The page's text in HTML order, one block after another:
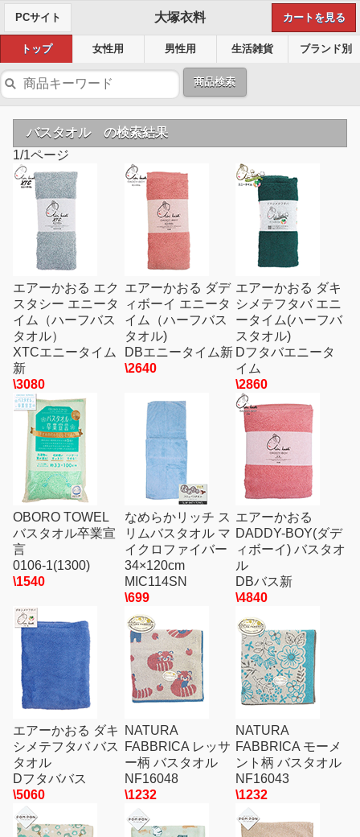
PCサイト 大塚衣料 カートを見る
トップ 女性用 男性用 生活雑貨 ブランド別
商品検索
バスタオル の検索結果
1/1ページ
エアーかおる エク
スタシー エニータ
イム（ハーフバス
タオル）
XTCエニータイム
新
\3080
エアーかおる ダデ
ィボーイ エニータ
イム（ハーフバス
タオル)
DBエニータイム新
\2640
エアーかおる ダキ
シメテフタバ エニ
ータイム(ハーフバ
スタオル)
Dフタバエニータ
イム
\2860
OBORO TOWEL
バスタオル卒業宣
言
0106-1(1300)
\1540
なめらかリッチ ス
リムバスタオル マ
イクロファイバー
34×120cm
MIC114SN
\699
エアーかおる
DADDY-BOY(ダデ
ィボーイ) バスタオ
ル
DBバス新
\4840
エアーかおる ダキ
シメテフタバ バス
タオル
Dフタババス
\5060
NATURA
FABBRICA レッサ
ー柄 バスタオル
NF16048
\1232
NATURA
FABBRICA モーメ
ント柄 バスタオル
NF16043
\1232